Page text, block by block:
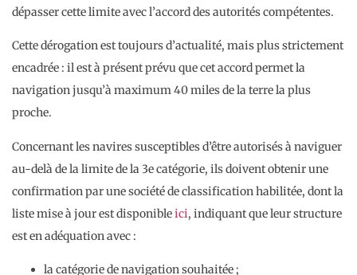
dépasser cette limite avec l’accord des autorités compétentes.
Cette dérogation est toujours d’actualité, mais plus strictement
encadrée : il est à présent prévu que cet accord permet la
navigation jusqu’à maximum 40 miles de la terre la plus
proche.
Concernant les navires susceptibles d’être autorisés à naviguer
au-delà de la limite de la 3e catégorie, ils doivent obtenir une
confirmation par une société de classification habilitée, dont la
liste mise à jour est disponibleici, indiquant que leur structure
est en adéquation avec :
la catégorie de navigation souhaitée ;